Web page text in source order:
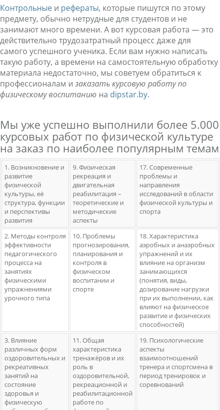
Контрольные и рефераты, которые пишутся по этому
предмету, обычно нетрудные для студентов и не
занимают много времени. А вот курсовая работа — это
действительно трудозатратный процесс даже для
самого успешного ученика. Если вам нужно написать
такую работу, а времени на самостоятельную обработку
материала недостаточно, мы советуем обратиться к
профессионалам и заказать курсовую работу по
физическому воспитанию на dipstar.by.
Мы уже успешно выполнили более 5.000
курсовых работ по физической культуре
на заказ по наиболее популярным темам
1. Возникновение и
развитие
физической
культуры, её
структура, функции
и перспективы
развития
9. Физическая
рекреация и
двигательная
реабилитация –
теоретические и
методические
аспекты
17. Современные
проблемы и
направления
исследований в области
физической культуры и
спорта
2. Методы контроля
эффективности
педагогического
процесса на
занятиях
физическими
упражнениями
урочного типа
10. Проблемы
прогнозирования,
планирования и
контроля в
физическом
воспитании и
спорте
18. Характеристика
аэробных и анаэробных
упражнений и их
влияние на организм
занимающихся
(понятия, виды,
дозирование нагрузки
при их выполнении, как
влияют на физическое
развитие и физических
способностей)
3. Влияние
различных форм
оздоровительных и
рекреативных
занятий на
состояние
здоровья и
физическую
11. Общая
характеристика
тренажёров и их
роль в
оздоровительной,
рекреационной и
реабилитационной
работе по
19. Психологические
аспекты
взаимоотношений
тренера и спортсмена в
период тренировок и
соревнований